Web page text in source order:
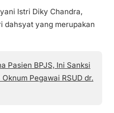
Istri Diky Chandra,
dahsyat yang merupakan
Pasien BPJS, Ini Sanksi
Pegawai RSUD dr.